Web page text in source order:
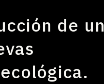
de un